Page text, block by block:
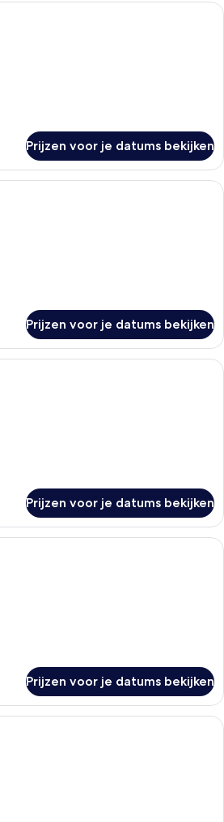
Een hotelkamer met een bed,
Prijzen voor je datums bekijken
Een hotelkamer met twee bedden,
Prijzen voor je datums bekijken
Een hotelkamer met een enkel bed,
Prijzen voor je datums bekijken
Een hotelkamer met twee bedden,
Prijzen voor je datums bekijken
Een hotelkamer met twee bedden,